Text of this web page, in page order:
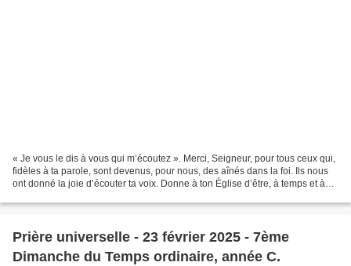
« Je vous le dis à vous qui m’écoutez ». Merci, Seigneur, pour tous ceux qui,
fidèles à ta parole, sont devenus, pour nous, des aînés dans la foi. Ils nous
ont donné la joie d’écouter ta voix. Donne à ton Église d’être, à temps et à
Prière universelle - 23 février 2025 - 7ème
Dimanche du Temps ordinaire, année C.